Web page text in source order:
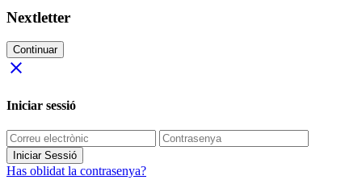
Nextletter
Continuar
close
Iniciar sessió
Iniciar Sessió
Has oblidat la contrasenya?